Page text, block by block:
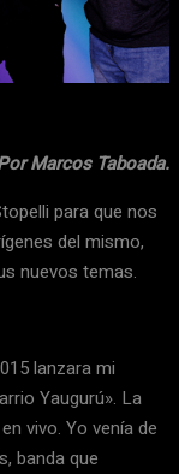
Email
Marcos Taboada.
para que nos
del mismo,
nuevos temas.
lanzara mi
Yaugurú». La
vivo. Yo venía de
banda que